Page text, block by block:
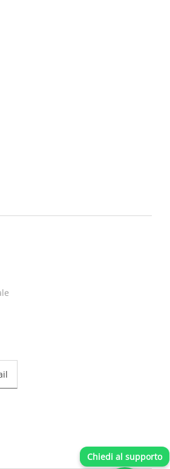
Chiedi al supporto